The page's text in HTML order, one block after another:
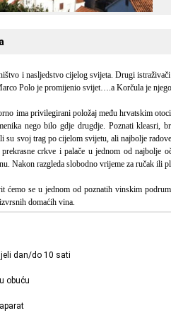
i nasljedstvo cijelog svijeta. Drugi
Polo je promijenio svijet….a Korčula je
ima privilegirani položaj među hrvatskim
nego bilo gdje drugdje. Poznati kleasri,
su svoj trag po cijelom svijetu, ali najbolje
crkve i palače u jednom od najbolje
Nakon razgleda slobodno vrijeme za ručak ili
ćemo se u jednom od poznatih vinskim
domaćih vina.
dan/do 10 sati
obuću